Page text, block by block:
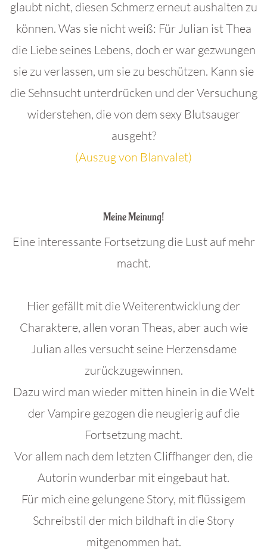
glaubt nicht, diesen Schmerz erneut aushalten zu
können. Was sie nicht weiß: Für Julian ist Thea
die Liebe seines Lebens, doch er war gezwungen
sie zu verlassen, um sie zu beschützen. Kann sie
die Sehnsucht unterdrücken und der Versuchung
widerstehen, die von dem sexy Blutsauger
ausgeht?
(Auszug von Blanvalet)
Meine Meinung!
Eine interessante Fortsetzung die Lust auf mehr
macht.
Hier gefällt mit die Weiterentwicklung der
Charaktere, allen voran Theas, aber auch wie
Julian alles versucht seine Herzensdame
zurückzugewinnen.
Dazu wird man wieder mitten hinein in die Welt
der Vampire gezogen die neugierig auf die
Fortsetzung macht.
Vor allem nach dem letzten Cliffhanger den, die
Autorin wunderbar mit eingebaut hat.
Für mich eine gelungene Story, mit flüssigem
Schreibstil der mich bildhaft in die Story
mitgenommen hat.